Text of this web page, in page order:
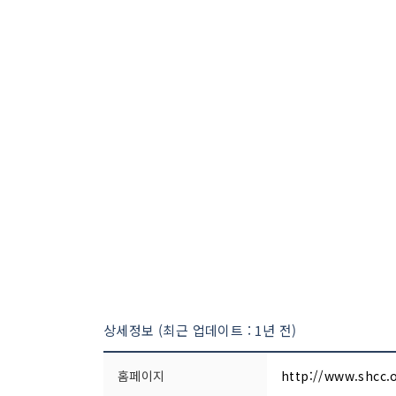
상세정보 (최근 업데이트 : 1년 전)
홈페이지 http://